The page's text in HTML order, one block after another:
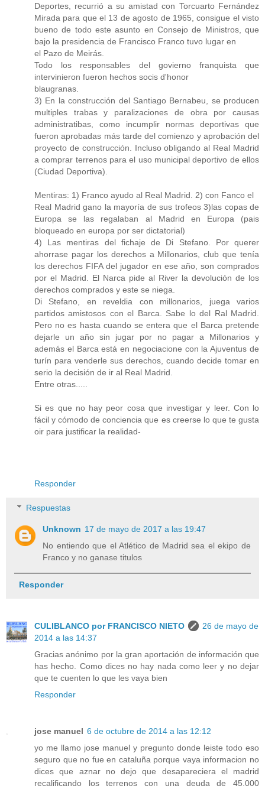
Deportes, recurrió a su amistad con Torcuarto Fernández
Mirada para que el 13 de agosto de 1965, consigue el visto
bueno de todo este asunto en Consejo de Ministros, que
bajo la presidencia de Francisco Franco tuvo lugar en
el Pazo de Meirás.
Todo los responsables del govierno franquista que
intervinieron fueron hechos socis d'honor
blaugranas.
3) En la construcción del Santiago Bernabeu, se producen
multiples trabas y paralizaciones de obra por causas
administratibas, como incumplir normas deportivas que
fueron aprobadas más tarde del comienzo y aprobación del
proyecto de construcción. Incluso obligando al Real Madrid
a comprar terrenos para el uso municipal deportivo de ellos
(Ciudad Deportiva).
Mentiras: 1) Franco ayudo al Real Madrid. 2) con Fanco el
Real Madrid gano la mayoría de sus trofeos 3)las copas de
Europa se las regalaban al Madrid en Europa (pais
bloqueado en europa por ser dictatorial)
4) Las mentiras del fichaje de Di Stefano. Por querer
ahorrase pagar los derechos a Millonarios, club que tenía
los derechos FIFA del jugador en ese año, son comprados
por el Madrid. El Narca pide al River la devolución de los
derechos comprados y este se niega.
Di Stefano, en reveldia con millonarios, juega varios
partidos amistosos con el Barca. Sabe lo del Ral Madrid.
Pero no es hasta cuando se entera que el Barca pretende
dejarle un año sin jugar por no pagar a Millonarios y
además el Barca está en negociacione con la Ajuventus de
turín para venderle sus derechos, cuando decide tomar en
serio la decisión de ir al Real Madrid.
Entre otras.....
Si es que no hay peor cosa que investigar y leer. Con lo
fácil y cómodo de conciencia que es creerse lo que te gusta
oir para justificar la realidad-
Responder
Respuestas
Unknown 17 de mayo de 2017 a las 19:47
No entiendo que el Atlético de Madrid sea el ekipo de
Franco y no ganase titulos
Responder
CULIBLANCO por FRANCISCO NIETO
26 de mayo de
2014 a las 14:37
Gracias anónimo por la gran aportación de información que
has hecho. Como dices no hay nada como leer y no dejar
que te cuenten lo que les vaya bien
Responder
jose manuel 6 de octubre de 2014 a las 12:12
yo me llamo jose manuel y pregunto donde leiste todo eso
seguro que no fue en cataluña porque vaya informacion no
dices que aznar no dejo que desapareciera el madrid
recalificando los terrenos con una deuda de 45.000